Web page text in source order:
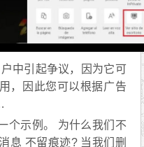
中引起争议，因为它可
，因此您可以根据广告
个示例。 为什么我们不
息 不留痕迹? 当我们删